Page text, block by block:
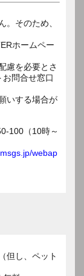
そのため、
ホームペー
慮を必要とさ
問合せ窓口
いする場合が
100（10時～
webap
但し、ペット